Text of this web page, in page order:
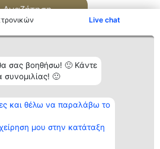
Live chat
σας βοηθήσω! 🙂 Κάντε
συνομιλίας! 🙂
και θέλω να παραλάβω το
μου στην κατάταξη
Αναζήτηση
Κατάταξη
Διακριθέντες
των
διακριθέντων
Επικοινωνία
Επικοινωνία